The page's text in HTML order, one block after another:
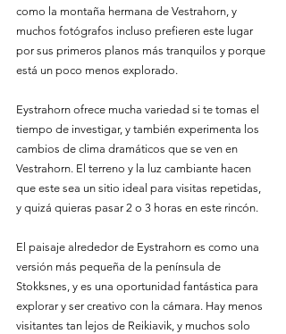
como la montaña hermana de Vestrahorn, y
muchos fotógrafos incluso prefieren este lugar
por sus primeros planos más tranquilos y porque
está un poco menos explorado.
Eystrahorn ofrece mucha variedad si te tomas el
tiempo de investigar, y también experimenta los
cambios de clima dramáticos que se ven en
Vestrahorn. El terreno y la luz cambiante hacen
que este sea un sitio ideal para visitas repetidas,
y quizá quieras pasar 2 o 3 horas en este rincón.
El paisaje alrededor de Eystrahorn es como una
versión más pequeña de la península de
Stokksnes, y es una oportunidad fantástica para
explorar y ser creativo con la cámara. Hay menos
visitantes tan lejos de Reikiavik, y muchos solo